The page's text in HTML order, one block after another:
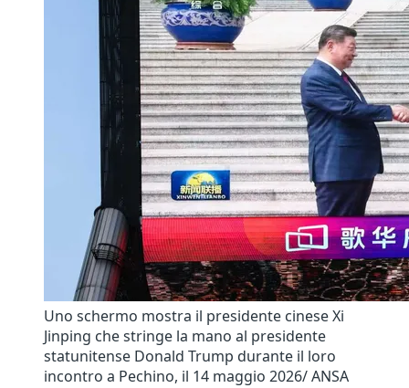
Uno schermo mostra il presidente cinese Xi
Jinping che stringe la mano al presidente
statunitense Donald Trump durante il loro
incontro a Pechino, il 14 maggio 2026/ ANSA